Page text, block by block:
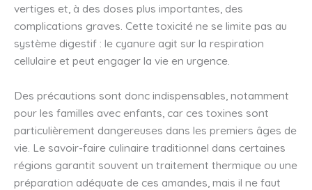
vertiges et, à des doses plus importantes, des
complications graves. Cette toxicité ne se limite pas au
système digestif : le cyanure agit sur la respiration
cellulaire et peut engager la vie en urgence.
Des précautions sont donc indispensables, notamment
pour les familles avec enfants, car ces toxines sont
particulièrement dangereuses dans les premiers âges de
vie. Le savoir-faire culinaire traditionnel dans certaines
régions garantit souvent un traitement thermique ou une
préparation adéquate de ces amandes, mais il ne faut